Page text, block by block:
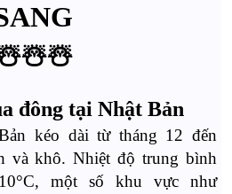
đông tại Nhật Bản
kéo dài từ tháng 12 đến
và khô. Nhiệt độ trung bình
một số khu vực như